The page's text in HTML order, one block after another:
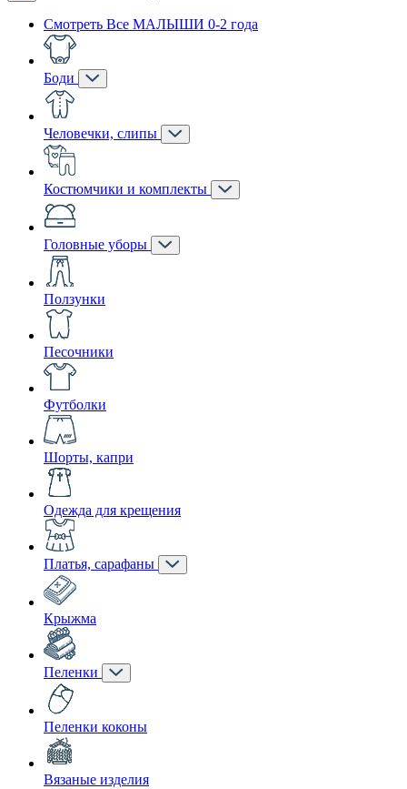
Смотреть Все МАЛЫШИ 0-2 года
Боди
Человечки, слипы
Костюмчики и комплекты
Головные уборы
Ползунки
Песочники
Футболки
Шорты, капри
Одежда для крещения
Платья, сарафаны
Крыжма
Пеленки
Пеленки коконы
Вязаные изделия